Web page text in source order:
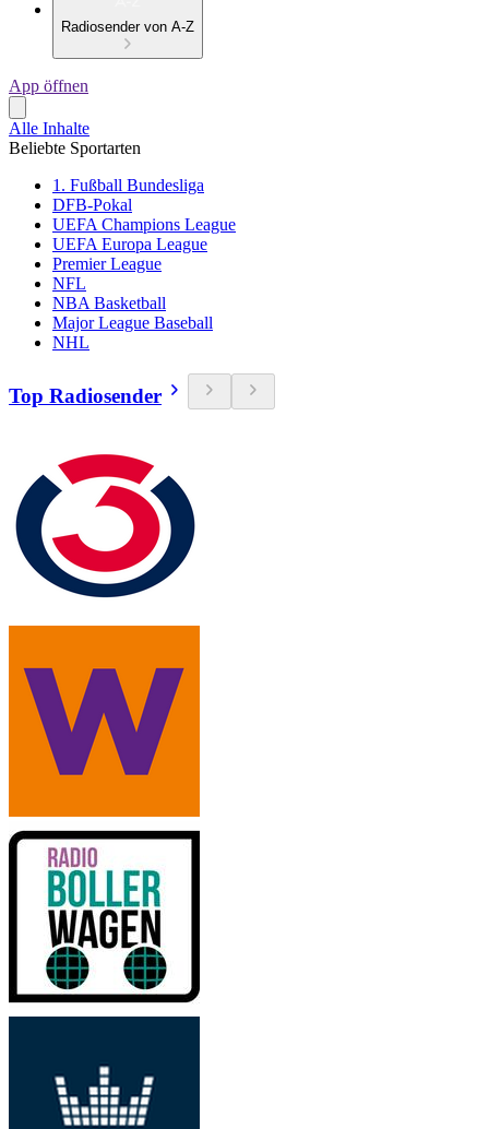
Radiosender von A-Z
App öffnen
Alle Inhalte
Beliebte Sportarten
1. Fußball Bundesliga
DFB-Pokal
UEFA Champions League
UEFA Europa League
Premier League
NFL
NBA Basketball
Major League Baseball
NHL
Top Radiosender